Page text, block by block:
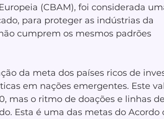
(CBAM), foi considerada
para proteger as indústrias da
cumprem os mesmos padrões
da meta dos países ricos de
em nações emergentes. Este
mas o ritmo de doações e linhas de
Esta é uma das metas do Acordo